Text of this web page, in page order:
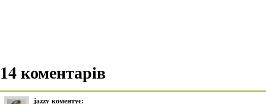
14 коментарів
jazzy коментує: